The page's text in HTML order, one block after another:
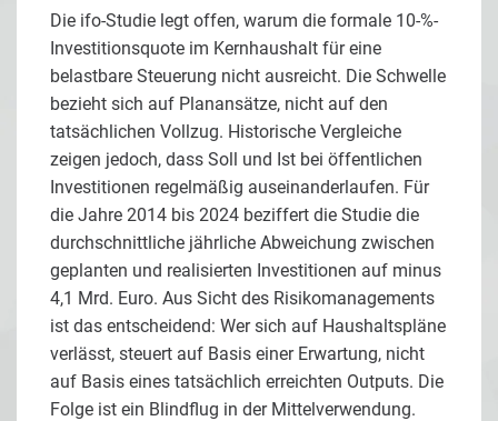
Die ifo-Studie legt offen, warum die formale 10-%-
Investitionsquote im Kernhaushalt für eine
belastbare Steuerung nicht ausreicht. Die Schwelle
bezieht sich auf Planansätze, nicht auf den
tatsächlichen Vollzug. Historische Vergleiche
zeigen jedoch, dass Soll und Ist bei öffentlichen
Investitionen regelmäßig auseinanderlaufen. Für
die Jahre 2014 bis 2024 beziffert die Studie die
durchschnittliche jährliche Abweichung zwischen
geplanten und realisierten Investitionen auf minus
4,1 Mrd. Euro. Aus Sicht des Risikomanagements
ist das entscheidend: Wer sich auf Haushaltspläne
verlässt, steuert auf Basis einer Erwartung, nicht
auf Basis eines tatsächlich erreichten Outputs. Die
Folge ist ein Blindflug in der Mittelverwendung.